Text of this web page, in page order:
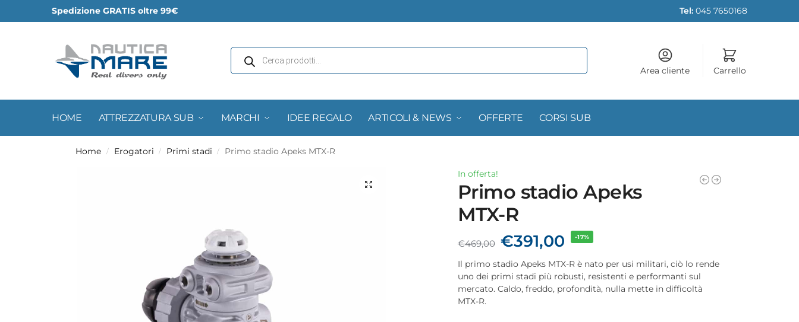
Spedizione GRATIS oltre 99€ Tel: 045 7650168
Area cliente Carrello
HOME ATTREZZATURA SUB MARCHI IDEE REGALO ARTICOLI & NEWS OFFERTE CORSI SUB
Home / Erogatori / Primi stadi / Primo stadio Apeks MTX-R
In offerta!
Primo stadio Apeks
MTX-R
€469,00 €391,00 -17%
Il primo stadio Apeks MTX-R è nato per usi militari, ciò lo rende
uno dei primi stadi più robusti, resistenti e performanti sul
mercato. Caldo, freddo, profondità, nulla mette in difficoltà
MTX-R.